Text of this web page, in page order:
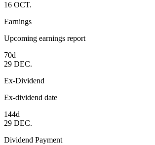
16 OCT.
Earnings
Upcoming earnings report
70d
29 DEC.
Ex-Dividend
Ex-dividend date
144d
29 DEC.
Dividend Payment